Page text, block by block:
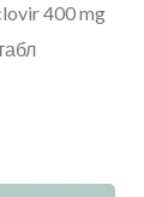
400 mg